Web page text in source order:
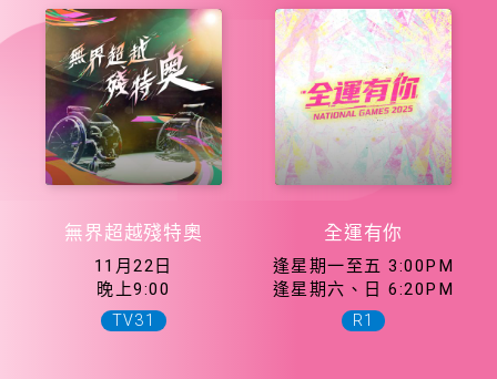
無界超越殘特奧
11月22日
晚上9:00
TV31
全運有你
逢星期一至五 3:00PM
逢星期六、日 6:20PM
R1